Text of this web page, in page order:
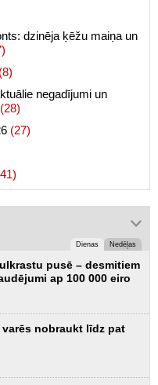
dzinēja ķēžu maiņa un
(8)
negadījumi un
(28)
(27)
Dienas Nedēļas
pusē – desmitiem
ap 100 000 eiro
nobraukt līdz pat